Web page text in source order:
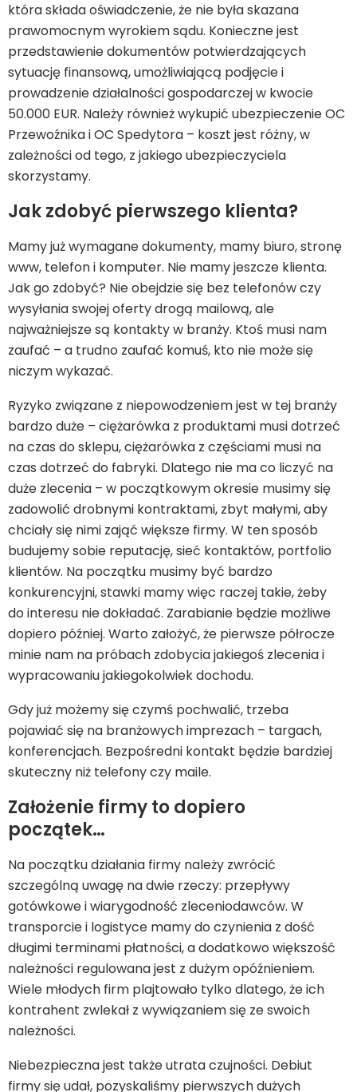
która składa oświadczenie, że nie była skazana
prawomocnym wyrokiem sądu. Konieczne jest
przedstawienie dokumentów potwierdzających
sytuację finansową, umożliwiającą podjęcie i
prowadzenie działalności gospodarczej w kwocie
50.000 EUR. Należy również wykupić ubezpieczenie OC
Przewoźnika i OC Spedytora – koszt jest różny, w
zależności od tego, z jakiego ubezpieczyciela
skorzystamy.
Jak zdobyć pierwszego klienta?
Mamy już wymagane dokumenty, mamy biuro, stronę
www, telefon i komputer. Nie mamy jeszcze klienta.
Jak go zdobyć? Nie obejdzie się bez telefonów czy
wysyłania swojej oferty drogą mailową, ale
najważniejsze są kontakty w branży. Ktoś musi nam
zaufać – a trudno zaufać komuś, kto nie może się
niczym wykazać.
Ryzyko związane z niepowodzeniem jest w tej branży
bardzo duże – ciężarówka z produktami musi dotrzeć
na czas do sklepu, ciężarówka z częściami musi na
czas dotrzeć do fabryki. Dlatego nie ma co liczyć na
duże zlecenia – w początkowym okresie musimy się
zadowolić drobnymi kontraktami, zbyt małymi, aby
chciały się nimi zająć większe firmy. W ten sposób
budujemy sobie reputację, sieć kontaktów, portfolio
klientów. Na początku musimy być bardzo
konkurencyjni, stawki mamy więc raczej takie, żeby
do interesu nie dokładać. Zarabianie będzie możliwe
dopiero później. Warto założyć, że pierwsze półrocze
minie nam na próbach zdobycia jakiegoś zlecenia i
wypracowaniu jakiegokolwiek dochodu.
Gdy już możemy się czymś pochwalić, trzeba
pojawiać się na branżowych imprezach – targach,
konferencjach. Bezpośredni kontakt będzie bardziej
skuteczny niż telefony czy maile.
Założenie firmy to dopiero
początek…
Na początku działania firmy należy zwrócić
szczególną uwagę na dwie rzeczy: przepływy
gotówkowe i wiarygodność zleceniodawców. W
transporcie i logistyce mamy do czynienia z dość
długimi terminami płatności, a dodatkowo większość
należności regulowana jest z dużym opóźnieniem.
Wiele młodych firm plajtowało tylko dlatego, że ich
kontrahent zwlekał z wywiązaniem się ze swoich
należności.
Niebezpieczna jest także utrata czujności. Debiut
firmy się udał, pozyskaliśmy pierwszych dużych